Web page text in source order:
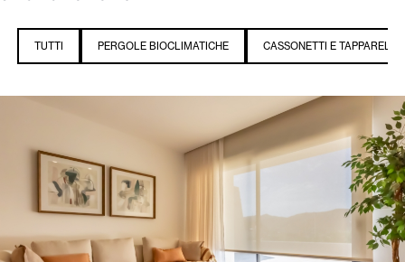
TUTTI PERGOLE BIOCLIMATICHE CASSONETTI E